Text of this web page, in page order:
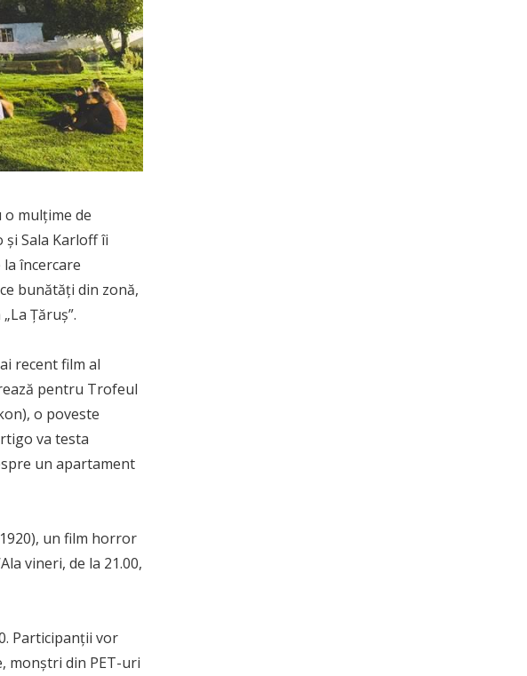
o mulțime de
Sala Karloff îi
încercare
bunătăți din zonă,
Țăruș”.
recent film al
pentru Trofeul
o poveste
va testa
un apartament
un film horror
vineri, de la 21.00,
Participanții vor
monștri din PET-uri